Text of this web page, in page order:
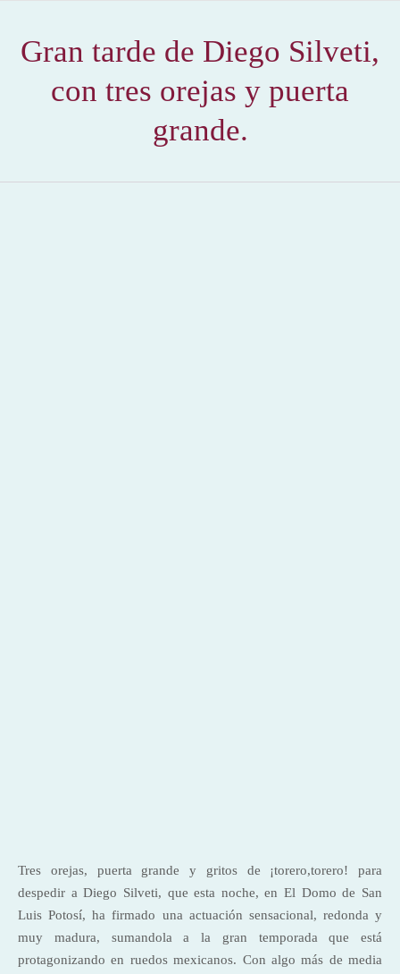
Gran tarde de Diego Silveti,
con tres orejas y puerta
grande.
Tres orejas, puerta grande y gritos de ¡torero,torero! para
despedir a Diego Silveti, que esta noche, en El Domo de San
Luis Potosí, ha firmado una actuación sensacional, redonda y
muy madura, sumandola a la gran temporada que está
protagonizando en ruedos mexicanos. Con algo más de media